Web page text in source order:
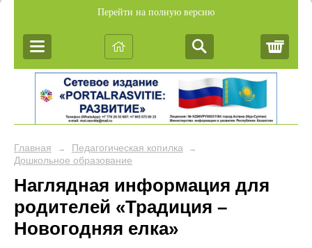
Перейти на полную версию
Главная → Педагогическая копилка →
Дошкольное образование
Наглядная информация для
родителей «Традиция –
Новогодняя елка»